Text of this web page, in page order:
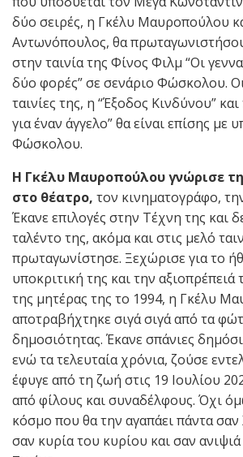
δύο σειρές, η Γκέλυ Μαυροπούλου
Αντωνόπουλος, θα
στην ταινία της Φίνος Φιλμ “Οι
δύο φορές” σε σενάριο Φώσκολου.
ταινίες της, η “Έξοδος Κινδύνου”
για έναν άγγελο” θα είναι επίσης με
Φώσκολου.
Η Γκέλυ Μαυροπούλου γνώρισε
στο θέατρο, τον κινηματογράφο,
Έκανε επιλογές στην Τέχνη της και
ταλέντο της, ακόμα και στις μελό
πρωταγωνίστησε. Ξεχώρισε για το
υποκριτική της και την
της μητέρας της το 1994, η Γκέλυ
αποτραβήχτηκε σιγά σιγά από τα
δημοσιότητας. Έκανε σπάνιες
ενώ τα τελευταία χρόνια, ζούσε
έφυγε από τη ζωή στις 19 Ιουλίου
από φίλους και συναδέλφους. Όχι
κόσμο που θα την αγαπάει πάντα
σαν κυρία του κυρίου και σαν